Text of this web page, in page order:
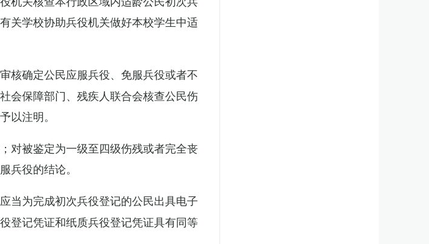
关学校协助兵役机关做好本校学生中适
核确定公民应服兵役、免服兵役或者不
会保障部门、残疾人联合会核查公民伤
以注明。
对被鉴定为一级至四级伤残或者完全丧
兵役的结论。
当为完成初次兵役登记的公民出具电子
登记凭证和纸质兵役登记凭证具有同等